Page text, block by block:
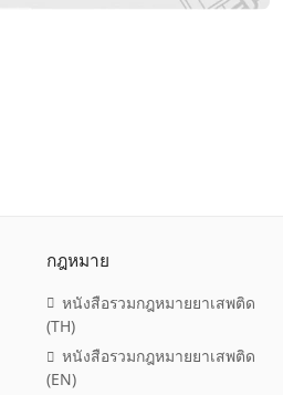
กฎหมาย
หนังสือรวมกฎหมายยาเสพติด
(TH)
หนังสือรวมกฎหมายยาเสพติด
(EN)